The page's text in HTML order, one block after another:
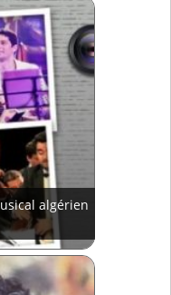
algérien